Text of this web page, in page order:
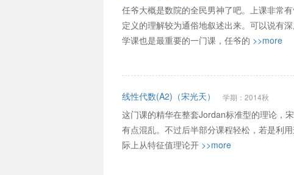
任爷大概是数院的全民男神了吧。上课非常
定义的理解较为通俗地叙述出来。可以说有
学课也是最重要的一门课，任爷的 >>more
线性代数(A2)（宋光天） 学期：2014秋
这门课的精华在整套Jordan标准型的理论，
有点混乱。不过后半部分课程轻松，若是利
际上从特征值理论开 >>more